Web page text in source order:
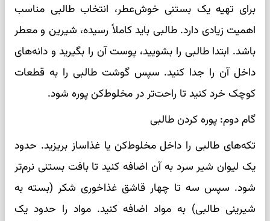
برای تهیه یک بستنی خوش‌عطر، انتخاب طالبی مناسب
اهمیت زیادی دارد. طالبی باید کاملاً رسیده، شیرین و معطر
باشد. ابتدا طالبی را بشویید، پوست آن را بگیرید و دانه‌های
داخل آن را جدا کنید. سپس گوشت طالبی را به قطعات
کوچک خرد کنید تا راحت‌تر در مخلوط‌کن پوره شود.
گام دوم: پوره کردن طالبی
تکه‌های طالبی را داخل مخلوط‌کن یا غذاساز بریزید. حدود
یک لیوان شیر سرد به آن اضافه کنید تا بافت بستنی نرم‌تر
شود. سپس سه تا چهار قاشق غذاخوری شکر (بسته به
شیرینی طالبی) به مواد اضافه کنید. مواد را حدود یک